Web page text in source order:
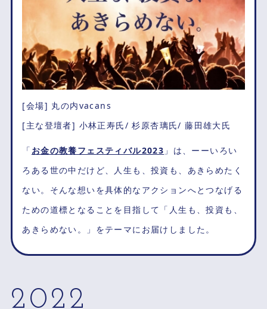
[会場] 丸の内vacans
[主な登壇者] 小林正寿氏/ 杉原杏璃氏/ 藤田雄大氏
「 お金の教養フェスティバル2023 」は、ーーいろい
ろある世の中だけど、人生も、投資も、あきらめたく
ない。そんな想いを具体的なアクションへとつなげる
ための道標となることを目指して「人生も、投資も、
あきらめない。」をテーマにお届けしました。
2022